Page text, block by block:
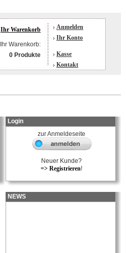
Ihr Warenkorb
Ihr Warenkorb:
0 Produkte
Anmelden
Ihr Konto
Kasse
Kontakt
Login
zur Anmeldeseite
Neuer Kunde?
=> Registrieren!
NEWS